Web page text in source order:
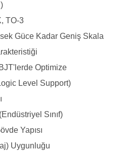
TO-3
Güce Kadar Geniş Skala
Optimize
Level Support)
Sınıf)
Yapısı
Uygunluğu